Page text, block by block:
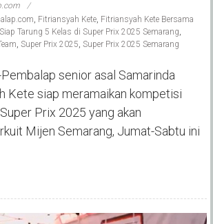
, Fitriansyah Kete, Fitriansyah Kete Bersama
Tarung 5 Kelas di Super Prix 2025 Semarang,
, Super Prix 2025, Super Prix 2025 Semarang
senior asal Samarinda
Kete siap meramaikan kompetisi
Prix 2025 yang akan
Mijen Semarang, Jumat-Sabtu ini